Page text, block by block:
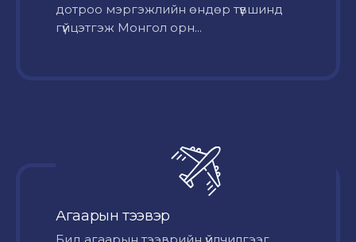
дотроо мэргэжлийн өндөр түвшинд
гүйцэтгэж Монгол орн...
Агаарын тээвэр